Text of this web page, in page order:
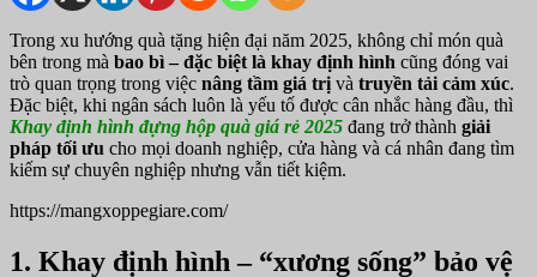
Trong xu hướng quà tặng hiện đại năm 2025, không chỉ món quà
bên trong mà bao bì – đặc biệt là khay định hình cũng đóng vai
trò quan trọng trong việc nâng tầm giá trị và truyền tải cảm xúc.
Đặc biệt, khi ngân sách luôn là yếu tố được cân nhắc hàng đầu, thì
Khay định hình đựng hộp quà giá rẻ 2025 đang trở thành giải
pháp tối ưu cho mọi doanh nghiệp, cửa hàng và cá nhân đang tìm
kiếm sự chuyên nghiệp nhưng vẫn tiết kiệm.
https://mangxoppegiare.com/
1. Khay định hình – “xương sống” bảo vệ